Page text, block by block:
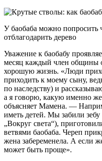
У баобаба можно попросить
отблагодарить дерево
Уважение к баобабу
месяц каждый член общины
хорошую жизнь. «Люди
приходить к моему сыну,
по наследству) и
а я говорю, какую именно
объясняет Мамена. —
иметь детей. Мы забили
„Вокруг света“),
ветвями баобаба. Череп
жена забеременела. А если
может быть проще».